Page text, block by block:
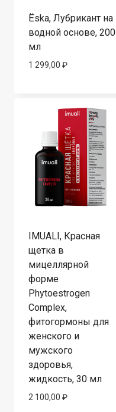
Ёska, Лубрикант на
водной основе, 200
мл
1 299,00 ₽
IMUALI, Красная
щетка в
мицеллярной
форме
Phytoestrogen
Complex,
фитогормоны для
женского и
мужского
здоровья,
жидкость, 30 мл
2 100,00 ₽